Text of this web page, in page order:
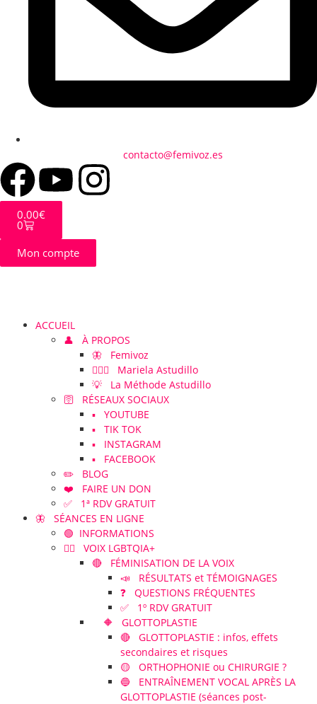
contacto@femivoz.es
0.00€
0
Mon compte
ACCUEIL
👤 À PROPOS
🦋 Femivoz
👱🏻‍♀️ Mariela Astudillo
💡 La Méthode Astudillo
🛜 RÉSEAUX SOCIAUX
▪️ YOUTUBE
▪️ TIK TOK
▪️ INSTAGRAM
▪️ FACEBOOK
✏️ BLOG
❤️ FAIRE UN DON
✅ 1ª RDV GRATUIT
🦋 SÉANCES EN LIGNE
🟢 INFORMATIONS
🏳️‍🌈 VOIX LGBTQIA+
🔴 FÉMINISATION DE LA VOIX
📣 RÉSULTATS et TÉMOIGNAGES
❓ QUESTIONS FRÉQUENTES
✅ 1º RDV GRATUIT
🔶 GLOTTOPLASTIE
🔴 GLOTTOPLASTIE : infos, effets
secondaires et risques
🟡 ORTHOPHONIE ou CHIRURGIE ?
🔵 ENTRAÎNEMENT VOCAL APRÈS LA
GLOTTOPLASTIE (séances post-